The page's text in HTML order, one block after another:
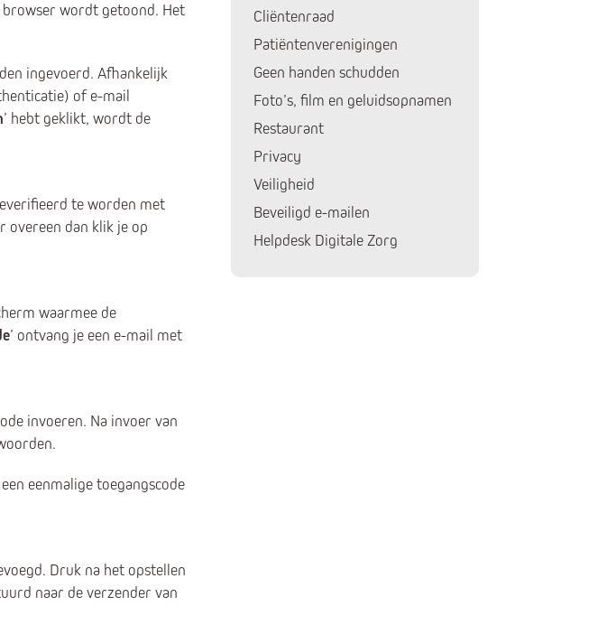
browser wordt getoond. Het
ingevoerd. Afhankelijk
of e-mail
’ hebt geklikt, wordt de
te worden met
overeen dan klik je op
waarmee de
’ ontvang je een e-mail met
invoeren. Na invoer van
eenmalige toegangscode
Druk na het opstellen
naar de verzender van
Cliëntenraad
Patiëntenverenigingen
Geen handen schudden
Foto’s, film en geluidsopnamen
Restaurant
Privacy
Veiligheid
Huidige pagina:
Beveiligd e-mailen
Helpdesk Digitale Zorg